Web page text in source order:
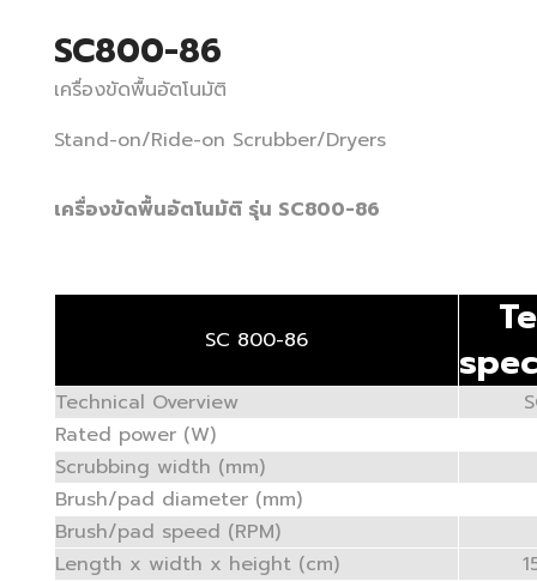
SC800-86
เครื่องขัดพื้นอัตโนมัติ
Stand-on/Ride-on Scrubber/Dryers
เครื่องขัดพื้นอัตโนมัติ รุ่น SC800-86
SC 800-86
Technical Overview
Rated power (W)
Scrubbing width (mm)
Brush/pad diameter (mm)
Brush/pad speed (RPM)
Length x width x height (cm)